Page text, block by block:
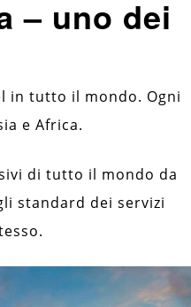
– uno dei
in tutto il mondo. Ogni
e Africa.
di tutto il mondo da
standard dei servizi